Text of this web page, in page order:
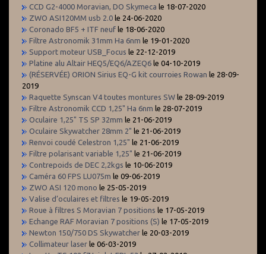
CCD G2-4000 Moravian, DO Skymeca le 18-07-2020
ZWO ASI120MM usb 2.0 le 24-06-2020
Coronado BF5 + ITF neuf le 18-06-2020
Filtre Astronomik 31mm Ha 6nm le 19-01-2020
Support moteur USB_Focus le 22-12-2019
Platine alu Altair HEQ5/EQ6/AZEQ6 le 04-10-2019
(RÉSERVÉE) ORION Sirius EQ-G kit courroies Rowan le 28-09-
2019
Raquette Synscan V4 toutes montures SW le 28-09-2019
Filtre Astronomik CCD 1,25" Ha 6nm le 28-07-2019
Oculaire 1,25" TS SP 32mm le 21-06-2019
Oculaire Skywatcher 28mm 2" le 21-06-2019
Renvoi coudé Celestron 1,25" le 21-06-2019
Filtre polarisant variable 1,25" le 21-06-2019
Contrepoids de DEC 2,2kgs le 10-06-2019
Caméra 60 FPS LU075m le 09-06-2019
ZWO ASI 120 mono le 25-05-2019
Valise d’oculaires et filtres le 19-05-2019
Roue à filtres S Moravian 7 positions le 17-05-2019
Echange RAF Moravian 7 positions (S) le 17-05-2019
Newton 150/750 DS Skywatcher le 20-03-2019
Collimateur laser le 06-03-2019